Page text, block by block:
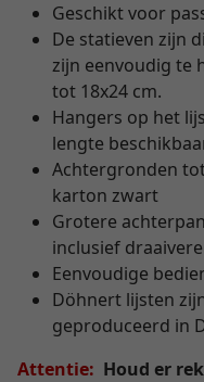
Geschikt voor
De statieven zijn
zijn eenvoudig te
tot 18x24 cm.
Hangers op het
lengte
Achtergronden
karton zwart
Grotere
inclusief
Eenvoudige
Döhnert lijsten
geproduceerd in
Attentie: Houd er